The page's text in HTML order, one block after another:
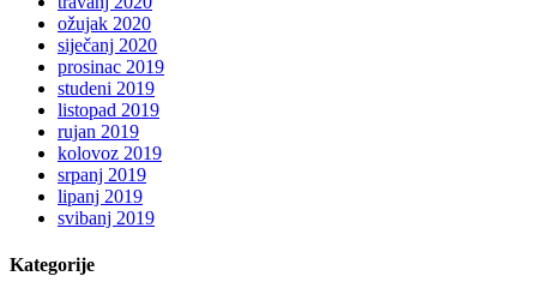
ožujak 2020
siječanj 2020
prosinac 2019
studeni 2019
listopad 2019
rujan 2019
kolovoz 2019
srpanj 2019
lipanj 2019
svibanj 2019
Kategorije